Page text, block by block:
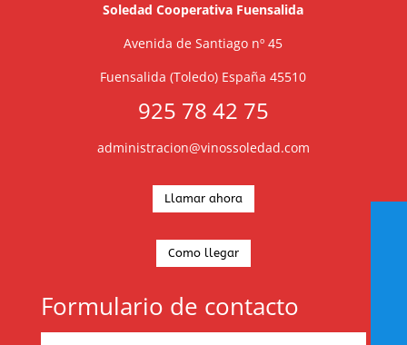
Soledad Cooperativa Fuensalida
Avenida de Santiago nº 45
Fuensalida (Toledo) España 45510
925 78 42 75
administracion@vinossoledad.com
Llamar ahora
Como llegar
Formulario de contacto